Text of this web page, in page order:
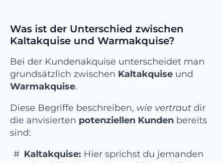
Was ist der Unterschied zwischen
Kaltakquise und Warmakquise?
Bei der Kundenakquise unterscheidet man
grundsätzlich zwischen Kaltakquise und
Warmakquise.
Diese Begriffe beschreiben, wie vertraut dir
die anvisierten potenziellen Kunden bereits
sind:
Kaltakquise: Hier sprichst du jemanden